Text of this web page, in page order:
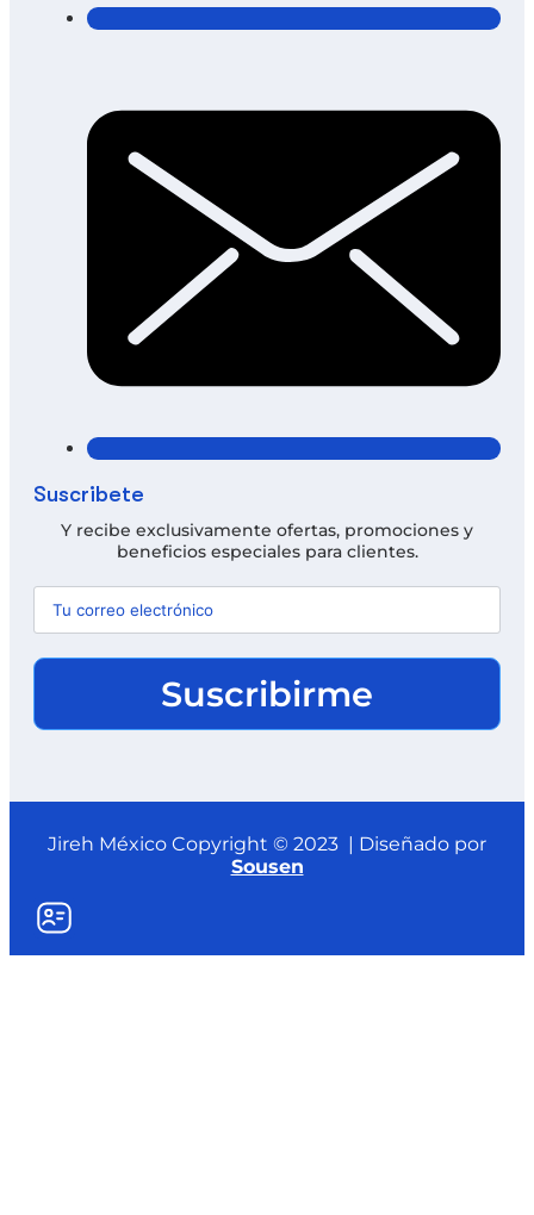
Suscríbete
Y recibe exclusivamente ofertas, promociones y
beneficios especiales para clientes.
Suscribirme
Jireh México Copyright © 2023 | Diseñado por
Sousen